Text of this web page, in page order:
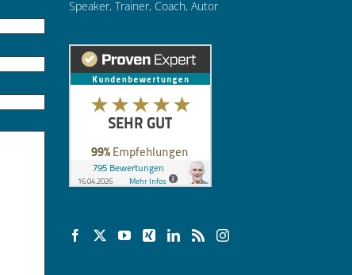
Speaker, Trainer, Coach, Autor